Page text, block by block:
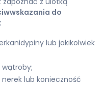
do
lub jakikolwiek
lub konieczność